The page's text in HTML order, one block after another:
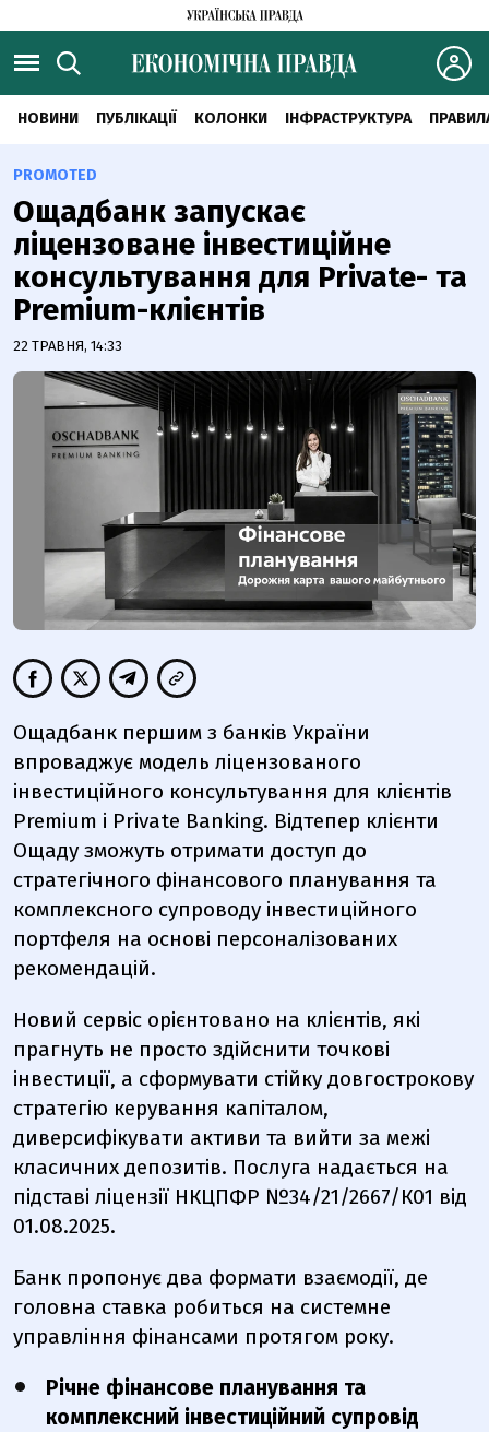
НОВИНИ ПУБЛІКАЦІЇ КОЛОНКИ ІНФРАСТРУКТУРА
PROMOTED
Ощадбанк запускає
ліцензоване інвестиційне
консультування для Private- та
Premium-клієнтів
22 ТРАВНЯ, 14:33
Ощадбанк першим з банків України
впроваджує модель ліцензованого
інвестиційного консультування для клієнтів
Premium і Private Banking. Відтепер клієнти
Ощаду зможуть отримати доступ до
стратегічного фінансового планування та
комплексного супроводу інвестиційного
портфеля на основі персоналізованих
рекомендацій.
Новий сервіс орієнтовано на клієнтів, які
прагнуть не просто здійснити точкові
інвестиції, а сформувати стійку довгострокову
стратегію керування капіталом,
диверсифікувати активи та вийти за межі
класичних депозитів. Послуга надається на
підставі ліцензії НКЦПФР №34/21/2667/К01 від
01.08.2025.
Банк пропонує два формати взаємодії, де
головна ставка робиться на системне
управління фінансами протягом року.
Річне фінансове планування та
комплексний інвестиційний супровід